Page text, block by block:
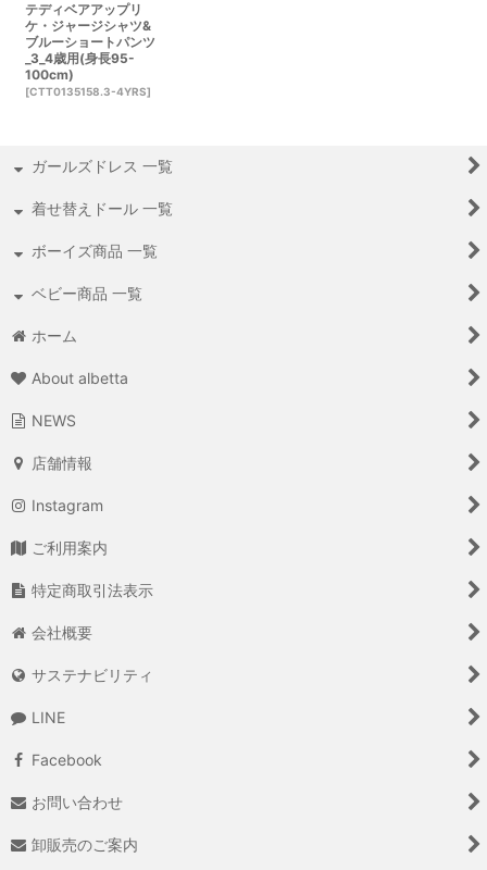
テディベアアップリ
ケ・ジャージシャツ&
ブルーショートパンツ
_3_4歳用(身長95-
100cm)
[CTT0135158.3-4YRS]
ガールズドレス 一覧
着せ替えドール 一覧
ボーイズ商品 一覧
ベビー商品 一覧
ホーム
About albetta
NEWS
店舗情報
Instagram
ご利用案内
特定商取引法表示
会社概要
サステナビリティ
LINE
Facebook
お問い合わせ
卸販売のご案内